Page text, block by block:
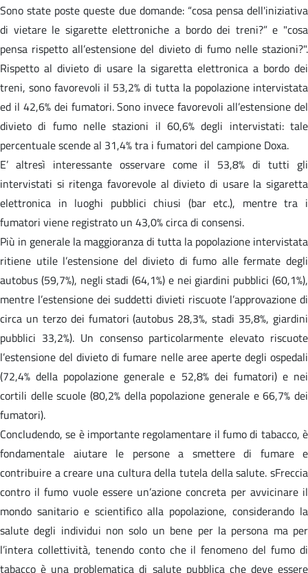
Sono state poste queste due domande: “cosa pensa dell'iniziativa
di vietare le sigarette elettroniche a bordo dei treni?” e "cosa
pensa rispetto all’estensione del divieto di fumo nelle stazioni?".
Rispetto al divieto di usare la sigaretta elettronica a bordo dei
treni, sono favorevoli il 53,2% di tutta la popolazione intervistata
ed il 42,6% dei fumatori. Sono invece favorevoli all’estensione del
divieto di fumo nelle stazioni il 60,6% degli intervistati: tale
percentuale scende al 31,4% tra i fumatori del campione Doxa.
E’ altresì interessante osservare come il 53,8% di tutti gli
intervistati si ritenga favorevole al divieto di usare la sigaretta
elettronica in luoghi pubblici chiusi (bar etc.), mentre tra i
fumatori viene registrato un 43,0% circa di consensi.
Più in generale la maggioranza di tutta la popolazione intervistata
ritiene utile l’estensione del divieto di fumo alle fermate degli
autobus (59,7%), negli stadi (64,1%) e nei giardini pubblici (60,1%),
mentre l’estensione dei suddetti divieti riscuote l’approvazione di
circa un terzo dei fumatori (autobus 28,3%, stadi 35,8%, giardini
pubblici 33,2%). Un consenso particolarmente elevato riscuote
l’estensione del divieto di fumare nelle aree aperte degli ospedali
(72,4% della popolazione generale e 52,8% dei fumatori) e nei
cortili delle scuole (80,2% della popolazione generale e 66,7% dei
fumatori).
Concludendo, se è importante regolamentare il fumo di tabacco, è
fondamentale aiutare le persone a smettere di fumare e
contribuire a creare una cultura della tutela della salute. sFreccia
contro il fumo vuole essere un’azione concreta per avvicinare il
mondo sanitario e scientifico alla popolazione, considerando la
salute degli individui non solo un bene per la persona ma per
l’intera collettività, tenendo conto che il fenomeno del fumo di
tabacco è una problematica di salute pubblica che deve essere